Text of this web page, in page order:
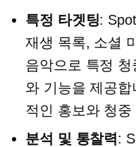
특정 타겟팅:
재생 목록, 소셜
음악으로 특정
와 기능을 제공
적인 홍보와 청
분석 및 통찰력: